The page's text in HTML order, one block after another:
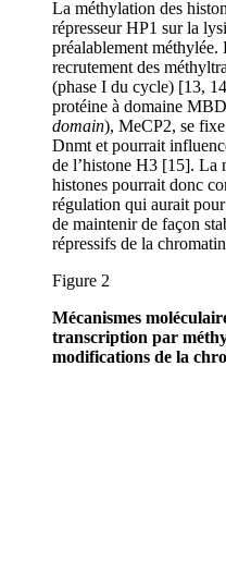
La méthylation des
répresseur HP1 sur la
préalablement
recrutement des
(phase I du cycle) [13,
protéine à domaine
domain), MeCP2, se
Dnmt et pourrait
de l’histone H3 [15]. La
histones pourrait donc
régulation qui aurait
de maintenir de façon
répressifs de la
Figure 2
Mécanismes
transcription par
modifications de la